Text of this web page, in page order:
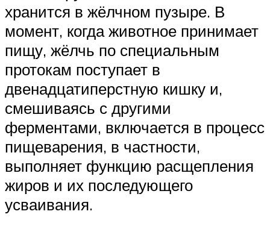
хранится в жёлчном пузыре. В
момент, когда животное принимает
пищу, жёлчь по специальным
протокам поступает в
двенадцатиперстную кишку и,
смешиваясь с другими
ферментами, включается в процесс
пищеварения, в частности,
выполняет функцию расщепления
жиров и их последующего
усваивания.